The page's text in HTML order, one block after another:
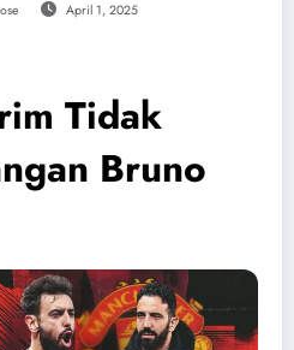
April 1, 2025
Tidak
Bruno